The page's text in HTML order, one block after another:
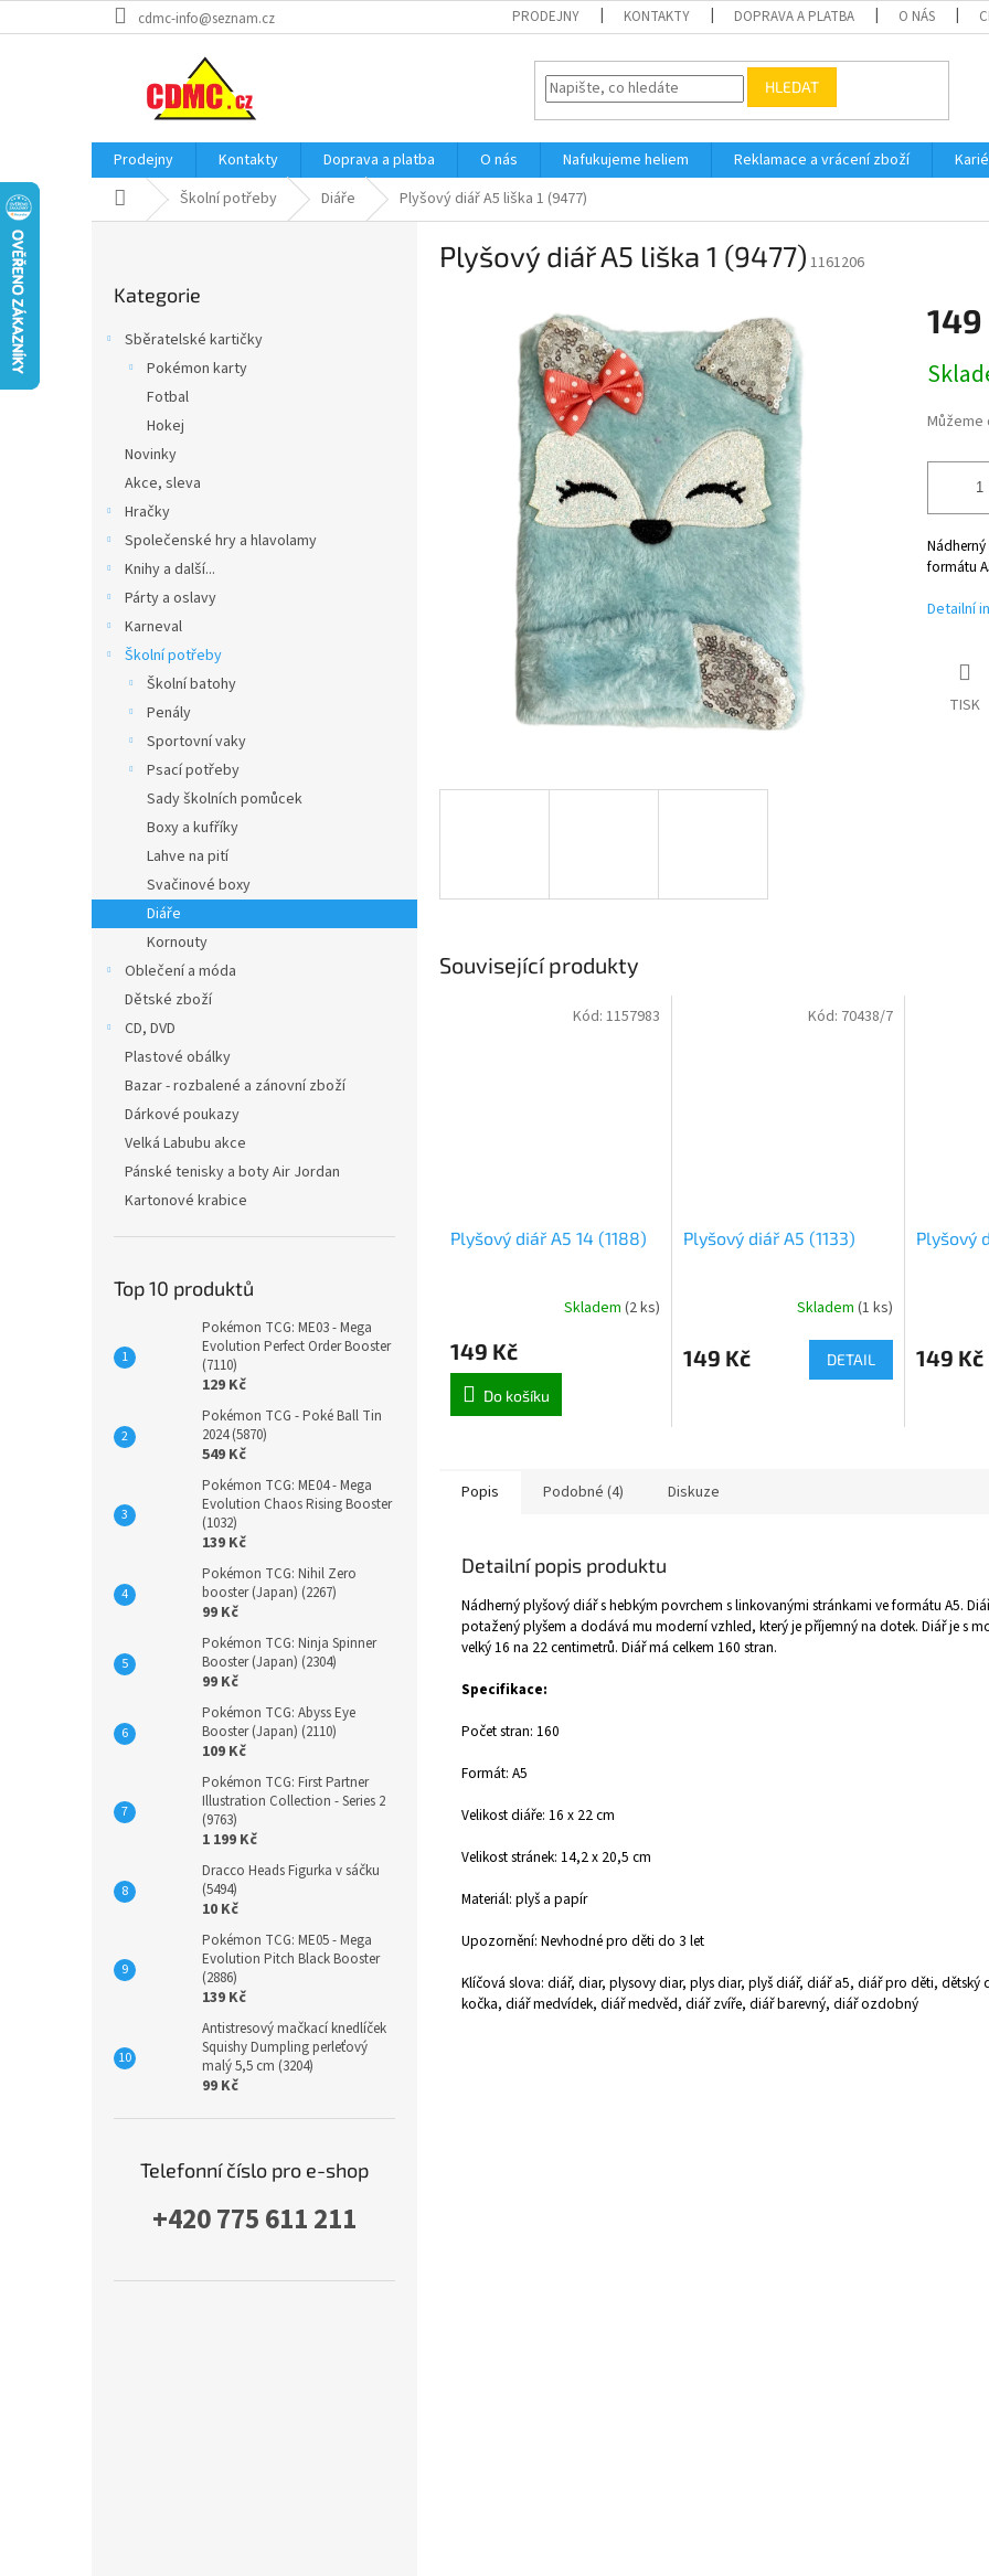
na
cdmc-info@seznam.cz PRODEJNY KONTAKTY DOPRAVA A PLATBA O NÁS
HLEDAT
Prodejny Kontakty Doprava a platba O nás Nafukujeme heliem Reklamace a vrácení zboží
Domů Školní potřeby Diáře Plyšový diář A5 liška 1 (9477)
kategorie
Kategorie
Sběratelské kartičky
Pokémon karty
Fotbal
Hokej
Novinky
Akce, sleva
Hračky
Společenské hry a hlavolamy
Knihy a další...
Párty a oslavy
Karneval
Školní potřeby
Školní batohy
Penály
Sportovní vaky
Psací potřeby
Sady školních pomůcek
Boxy a kufříky
Lahve na pití
Svačinové boxy
Diáře
Kornouty
Oblečení a móda
Dětské zboží
CD, DVD
Plastové obálky
Bazar - rozbalené a zánovní zboží
Dárkové poukazy
Velká Labubu akce
Pánské tenisky a boty Air Jordan
Kartonové krabice
Top 10 produktů
Pokémon TCG: ME03 - Mega
Evolution Perfect Order Booster
(7110)
129 Kč
Pokémon TCG - Poké Ball Tin
2024 (5870)
549 Kč
Pokémon TCG: ME04 - Mega
Evolution Chaos Rising Booster
(1032)
139 Kč
Pokémon TCG: Nihil Zero
booster (Japan) (2267)
99 Kč
Pokémon TCG: Ninja Spinner
Booster (Japan) (2304)
99 Kč
Pokémon TCG: Abyss Eye
Booster (Japan) (2110)
109 Kč
Pokémon TCG: First Partner
Illustration Collection - Series 2
(9763)
1 199 Kč
Dracco Heads Figurka v sáčku
(5494)
10 Kč
Pokémon TCG: ME05 - Mega
Evolution Pitch Black Booster
(2886)
139 Kč
Antistresový mačkací knedlíček
Squishy Dumpling perleťový
malý 5,5 cm (3204)
99 Kč
Telefonní číslo pro e-shop
+420 775 611 211
Plyšový diář A5 liška 1 (9477) 1161206
149
cena:
Můžeme
formátu
Detailní
TISK
Související produkty
Plyšový diář A5 14 (1188)
Skladem (2 ks)
149 Kč
Do košíku
Kód: 1157983
Plyšový diář A5 (1133)
Skladem (1 ks)
149 Kč DETAIL
Kód: 70438/7
Plyšový
149 Kč
Popis Podobné (4) Diskuze
Detailní popis produktu
Nádherný plyšový diář s hebkým povrchem s linkovanými stránkami ve formátu A5.
potažený plyšem a dodává mu moderní vzhled, který je příjemný na dotek. Diář je s
velký 16 na 22 centimetrů. Diář má celkem 160 stran.
Specifikace:
Počet stran: 160
Formát: A5
Velikost diáře: 16 x 22 cm
Velikost stránek: 14,2 x 20,5 cm
Materiál: plyš a papír
Upozornění: Nevhodné pro děti do 3 let
Klíčová slova: diář, diar, plysovy diar, plys diar, plyš diář, diář a5, diář pro děti, dětský
kočka, diář medvídek, diář medvěd, diář zvíře, diář barevný, diář ozdobný